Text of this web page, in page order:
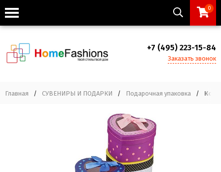
0
+7 (495) 223-15-84
Заказать звонок
Главная / СУВЕНИРЫ И ПОДАРКИ / Подарочная упаковка /